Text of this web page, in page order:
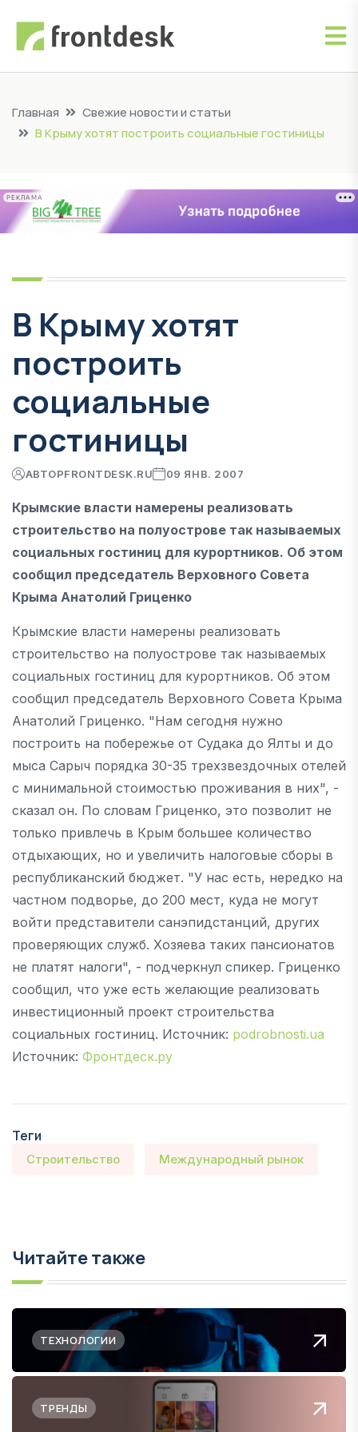
Главная
Свежие новости и статьи
В Крыму хотят построить социальные гостиницы
РЕКЛАМА
В Крыму хотят
построить
социальные
гостиницы
АВТОРFRONTDESK.RU 09 ЯНВ. 2007
Крымские власти намерены реализовать
строительство на полуострове так называемых
социальных гостиниц для курортников. Об этом
сообщил председатель Верховного Совета
Крыма Анатолий Гриценко
Крымские власти намерены реализовать
строительство на полуострове так называемых
социальных гостиниц для курортников. Об этом
сообщил председатель Верховного Совета Крыма
Анатолий Гриценко. "Нам сегодня нужно
построить на побережье от Судака до Ялты и до
мыса Сарыч порядка 30-35 трехзвездочных отелей
с минимальной стоимостью проживания в них", -
сказал он. По словам Гриценко, это позволит не
только привлечь в Крым большее количество
отдыхающих, но и увеличить налоговые сборы в
республиканский бюджет. "У нас есть, нередко на
частном подворье, до 200 мест, куда не могут
войти представители санэпидстанций, других
проверяющих служб. Хозяева таких пансионатов
не платят налоги", - подчеркнул спикер. Гриценко
сообщил, что уже есть желающие реализовать
инвестиционный проект строительства
социальных гостиниц. Источник: podrobnosti.ua
Источник: Фронтдеск.ру
Теги
Строительство Международный рынок
Читайте также
ТЕХНОЛОГИИ
ТРЕНДЫ